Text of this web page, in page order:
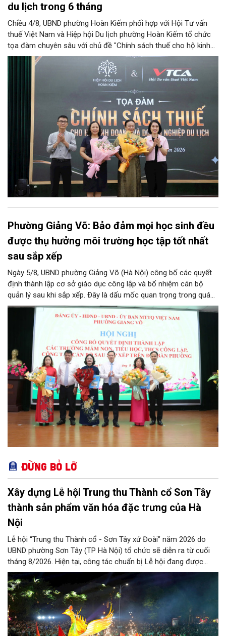
du lịch trong 6 tháng
Chiều 4/8, UBND phường Hoàn Kiếm phối hợp với Hội Tư vấn
thuế Việt Nam và Hiệp hội Du lịch phường Hoàn Kiếm tổ chức
tọa đàm chuyên sâu với chủ đề "Chính sách thuế cho hộ kinh
doanh và doanh nghiệp du lịch".
Phường Giảng Võ: Bảo đảm mọi học sinh đều
được thụ hưởng môi trường học tập tốt nhất
sau sắp xếp
Ngày 5/8, UBND phường Giảng Võ (Hà Nội) công bố các quyết
định thành lập cơ sở giáo dục công lập và bổ nhiệm cán bộ
quản lý sau khi sắp xếp. Đây là dấu mốc quan trọng trong quá
trình kiện toàn tổ chức bộ máy, thực hiện chủ trương tinh gọn,
nâng cao hiệu lực, hiệu quả quản lý theo các nghị quyết của
Trung ương và kế hoạch của UBND TP Hà Nội.
Đừng bỏ lỡ
Xây dựng Lễ hội Trung thu Thành cổ Sơn Tây
thành sản phẩm văn hóa đặc trưng của Hà
Nội
Lễ hội “Trung thu Thành cổ - Sơn Tây xứ Đoài” năm 2026 do
UBND phường Sơn Tây (TP Hà Nội) tổ chức sẽ diễn ra từ cuối
tháng 8/2026. Hiện tại, công tác chuẩn bị Lễ hội đang được
chính quyền phường Sơn Tây cùng các phòng, ban, ngành, đơn
vị và 25 tổ dân phố khẩn trương triển khai, tạo khí thế sôi nổi,
sẵn sàng mang đến cho Nhân dân và du khách một mùa Trung
thu quy mô, đặc sắc và giàu bản sắc văn hóa xứ Đoài.